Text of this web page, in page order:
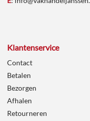
Klantenservice
Contact
Betalen
Bezorgen
Afhalen
Retourneren